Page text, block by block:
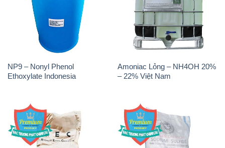
NP9 – Nonyl Phenol
Ethoxylate Indonesia
Amoniac Lỏng – NH4OH 20%
– 22% Việt Nam